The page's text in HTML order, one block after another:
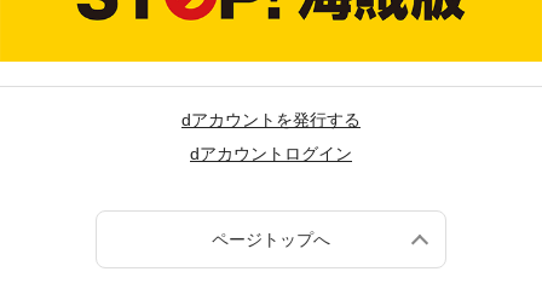
dアカウントを発行する
dアカウントログイン
ページトップへ